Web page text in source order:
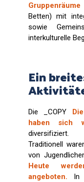
Betten) mit
sowie
interkulturelle
Ein
Die _COPY
haben sich
diversifiziert.
Traditionell
von
Heute
angeboten. In